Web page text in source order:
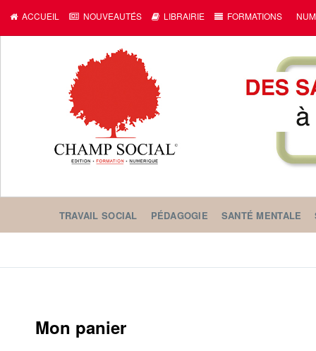
ACCUEIL NOUVEAUTÉS LIBRAIRIE FORMATIONS
TRAVAIL SOCIAL PÉDAGOGIE SANTÉ MENTALE
Mon panier